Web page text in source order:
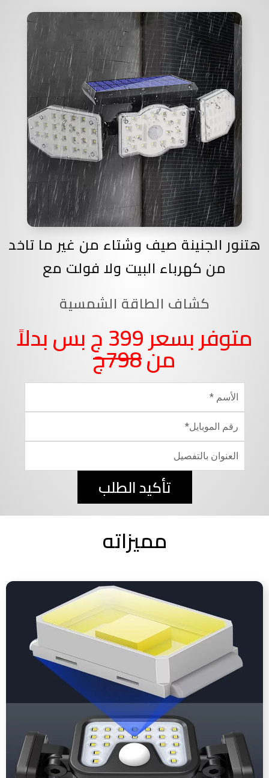
هتنور الجنينة صيف وشتاء من غير ما تاخد
من كهرباء البيت ولا فولت مع
كشاف الطاقة الشمسية
متوفر بسعر 399 ج بس بدلاً
من798ج
تأكيد الطلب
مميزاته